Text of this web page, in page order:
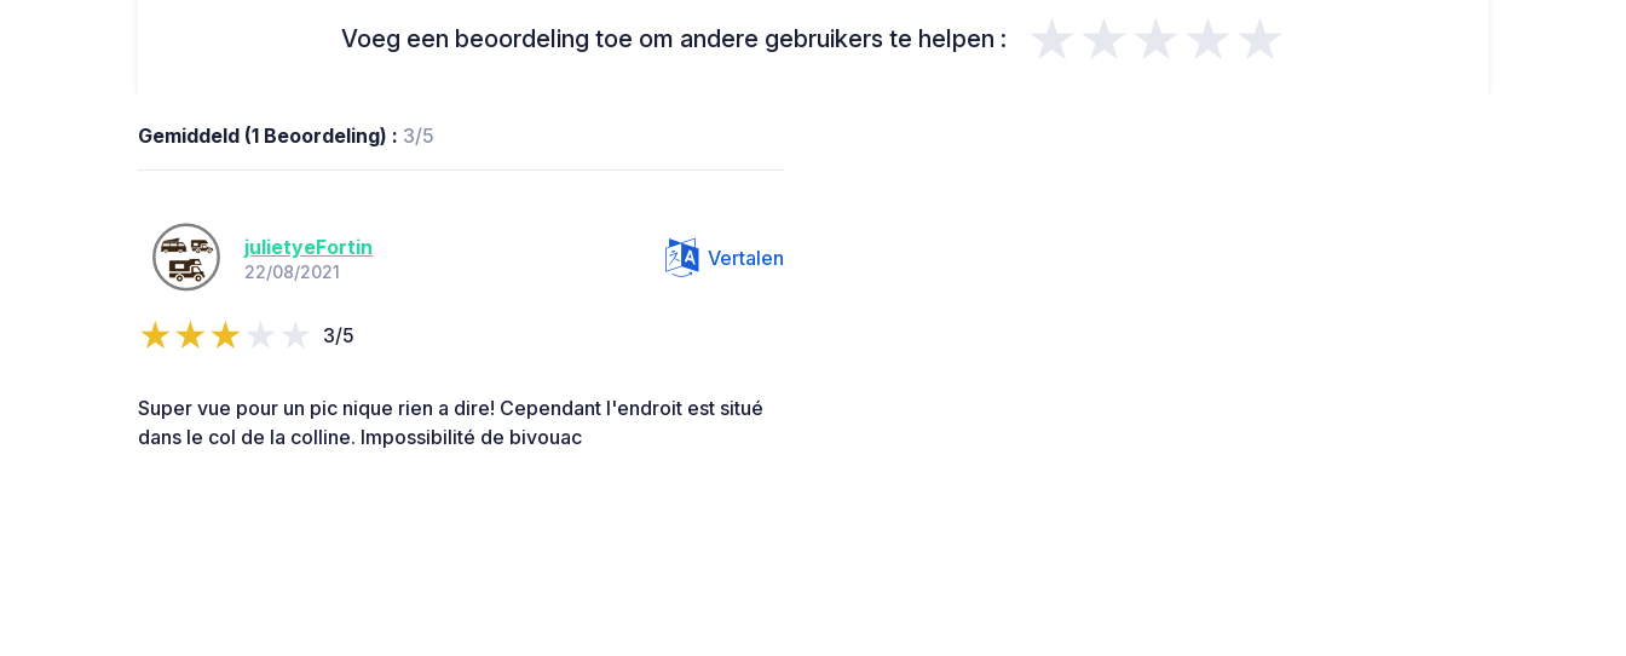
Voeg een beoordeling toe om andere gebruikers te helpen : ★★★★★
Gemiddeld (1 Beoordeling) : 3/5
julietyeFortin
22/08/2021
Vertalen
3/5
Super vue pour un pic nique rien a dire! Cependant l'endroit est situé
dans le col de la colline. Impossibilité de bivouac